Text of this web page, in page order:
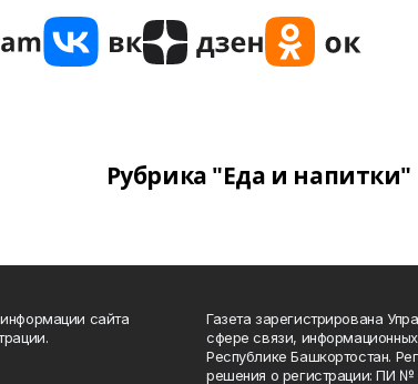
Рубрика "Еда и напитки"
сайта
Газета зарегистрирована
сфере связи,
Республике Башкортостан.
решения о регистрации: ПИ №